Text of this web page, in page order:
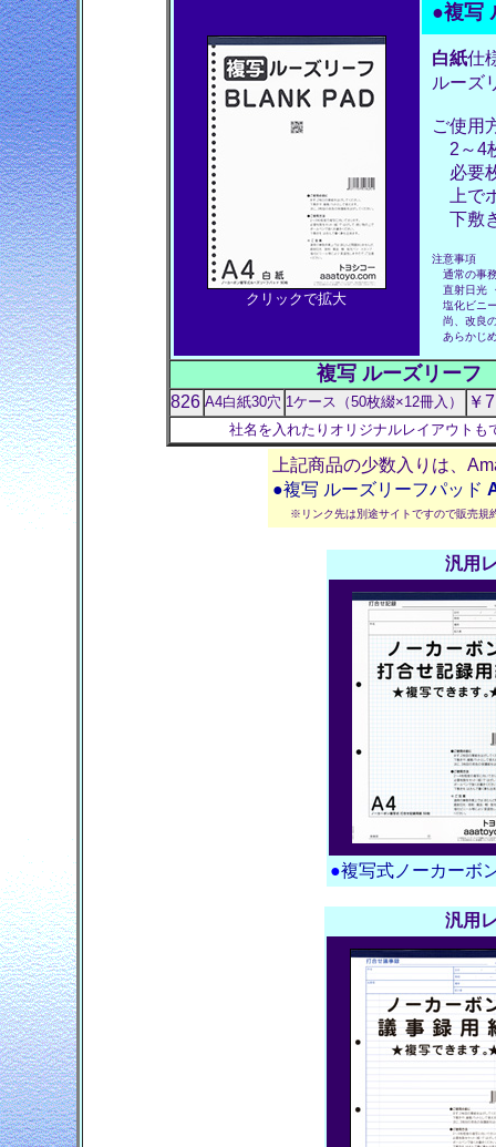
クリックで拡大
●複写
白紙仕
ルーズ
ご使用
2～4
必要
上で
下敷
注意事項
通常の事
直射日光
塩化ビニ
尚、改良
あらかじ
複写 ルーズリー
826 A4白紙30穴 1ケース（50枚綴×12冊入） ￥
社名を入れたりオリジナルレイアウトも
上記商品の少数入りは、
●複写 ルーズリーフパッド
※リンク先は別途サイトですので販売規
汎用
●複写式ノーカーボ
汎用